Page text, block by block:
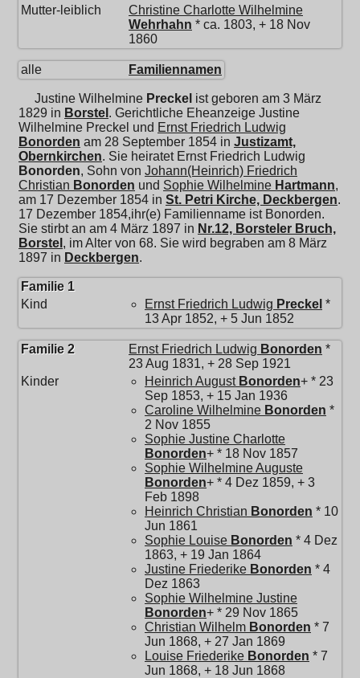
Mutter-leiblich
Christine Charlotte Wilhelmine
Wehrhahn * ca. 1803, + 18 Nov
1860
alle Familiennamen
Justine Wilhelmine Preckel ist geboren am 3 März
1829 in Borstel . Gerichtliche Eheanzeige Justine
Wilhelmine Preckel und Ernst Friedrich Ludwig
Bonorden am 28 September 1854 in Justizamt,
Obernkirchen. Sie heiratet Ernst Friedrich Ludwig
Bonorden, Sohn von Johann(Heinrich) Friedrich
Christian Bonorden und Sophie Wilhelmine Hartmann,
am 17 Dezember 1854 in St. Petri Kirche, Deckbergen.
17 Dezember 1854,ihr(e) Familienname ist Bonorden.
Sie stirbt an am 4 März 1897 in Nr.12, Borsteler Bruch,
Borstel , im Alter von 68. Sie wird begraben am 8 März
1897 in Deckbergen.
Familie 1
Kind
Ernst Friedrich Ludwig Preckel *
13 Apr 1852, + 5 Jun 1852
Familie 2 Ernst Friedrich Ludwig Bonorden *
23 Aug 1831, + 28 Sep 1921
Kinder
Heinrich August Bonorden+ * 23
Sep 1853, + 15 Jan 1936
Caroline Wilhelmine Bonorden *
2 Nov 1855
Sophie Justine Charlotte
Bonorden+ * 18 Nov 1857
Sophie Wilhelmine Auguste
Bonorden+ * 4 Dez 1859, + 3
Feb 1898
Heinrich Christian Bonorden * 10
Jun 1861
Sophie Louise Bonorden * 4 Dez
1863, + 19 Jan 1864
Justine Friederike Bonorden * 4
Dez 1863
Sophie Wilhelmine Justine
Bonorden+ * 29 Nov 1865
Christian Wilhelm Bonorden * 7
Jun 1868, + 27 Jan 1869
Louise Friederike Bonorden * 7
Jun 1868, + 18 Jun 1868